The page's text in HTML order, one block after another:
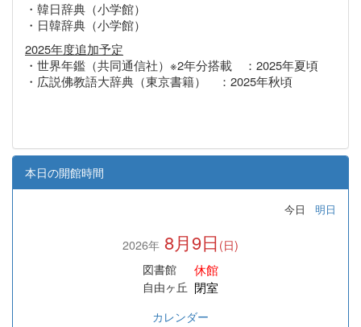
・韓日辞典（小学館）
・日韓辞典（小学館）
2025年度追加予定
・世界年鑑（共同通信社）※2年分搭載 ：2025年夏頃
・広説佛教語大辞典（東京書籍） ：2025年秋頃
本日の開館時間
今日 明日
2026年 8月9日 (日)
図書館
休館
自由ヶ丘 閉室
カレンダー